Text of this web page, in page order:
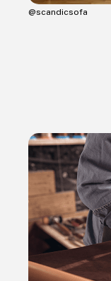
@scandicsofa